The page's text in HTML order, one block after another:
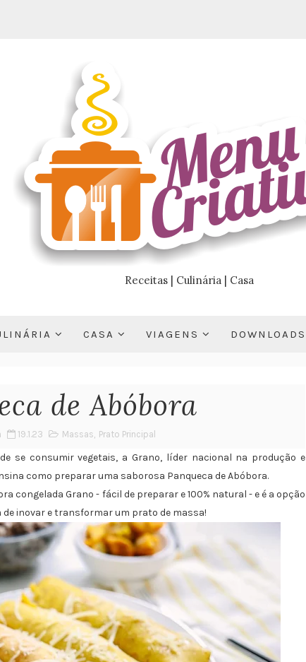
Receitas | Culinária | Casa
CASA VIAGENS DOWNLOADS
de Abóbora
19.1.23 Massas Prato Principal
se consumir vegetais, a Grano, líder nacional na produção e
como preparar uma saborosa Panqueca de Abóbora.
congelada Grano - fácil de preparar e 100% natural - e é a opção
inovar e transformar um prato de massa!